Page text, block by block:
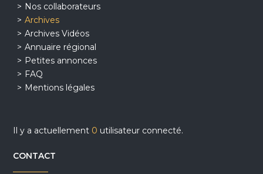
Nos collaborateurs
Archives
Archives Vidéos
Annuaire régional
Petites annonces
FAQ
Mentions légales
Il y a actuellement 0 utilisateur connecté.
CONTACT